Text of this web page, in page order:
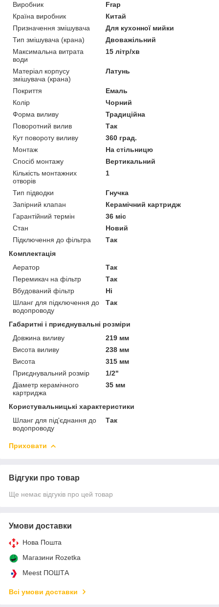
Виробник
Frap
Країна виробник
Китай
Призначення змішувача
Для кухонної мийки
Тип змішувача (крана)
Двоважільний
Максимальна витрата
води
15 літр/хв
Матеріал корпусу
змішувача (крана)
Латунь
Покриття
Емаль
Колір
Чорний
Форма виливу
Традиційна
Поворотний вилив
Так
Кут повороту виливу
360 град.
Монтаж
На стільницю
Спосіб монтажу
Вертикальний
Кількість монтажних
отворів
1
Тип підводки
Гнучка
Запірний клапан
Керамічний картридж
Гарантійний термін
36 міс
Стан
Новий
Підключення до фільтра
Так
Комплектація
Аератор
Так
Перемикач на фільтр
Так
Вбудований фільтр
Ні
Шланг для підключення до
водопроводу
Так
Габаритні і приєднувальні розміри
Довжина виливу
219 мм
Висота виливу
238 мм
Висота
315 мм
Приєднувальний розмір
1/2"
Діаметр керамічного
картриджа
35 мм
Користувальницькі характеристики
Шланг для під'єднання до
водопроводу
Так
Приховати
Відгуки про товар
Ще немає відгуків про цей товар
Умови доставки
Нова Пошта
Магазини Rozetka
Meest ПОШТА
Всі умови доставки